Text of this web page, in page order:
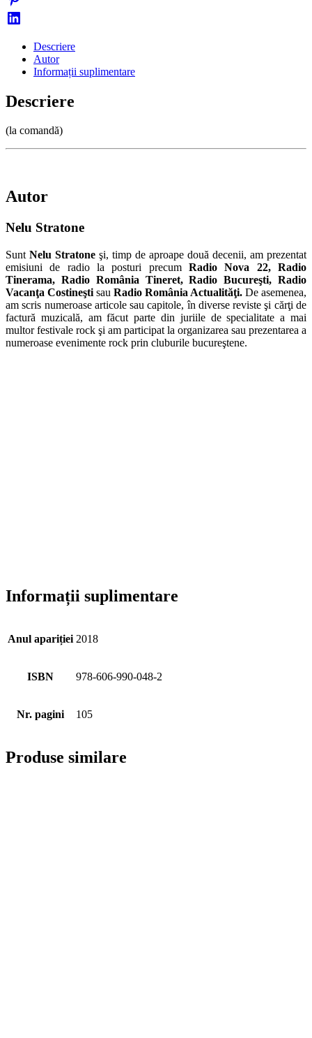
Descriere
Autor
Informații suplimentare
Descriere
(la comandă)
Autor
Nelu Stratone
Sunt Nelu Stratone şi, timp de aproape două decenii, am prezentat
emisiuni de radio la posturi precum Radio Nova 22, Radio
Tinerama, Radio România Tineret, Radio Bucureşti, Radio
Vacanţa Costineşti sau Radio România Actualităţi. De asemenea,
am scris numeroase articole sau capitole, în diverse reviste şi cărţi de
factură muzicală, am făcut parte din juriile de specialitate a mai
multor festivale rock şi am participat la organizarea sau prezentarea a
numeroase evenimente rock prin cluburile bucureştene.
Informații suplimentare
Anul apariției 2018
ISBN 978-606-990-048-2
Nr. pagini 105
Produse similare